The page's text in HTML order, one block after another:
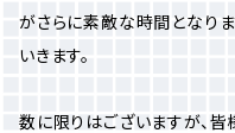
がさらに素敵な時間となり
いきます。
数に限りはございますが、